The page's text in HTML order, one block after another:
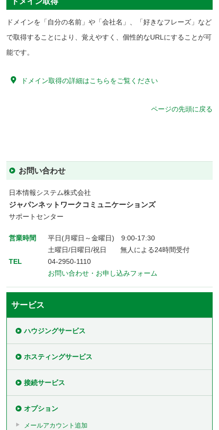
ドメインを「自分の名前」や「会社名」、「好きなフレーズ」など
で取得することにより、覚えやすく、個性的なURLにすることが可
能です。
ドメイン取得の詳細はこちらをご覧ください
ページの先頭に戻る
お問い合わせ
日本情報システム株式会社
ジャパンネットワークコミュニケーションズ
サポートセンター
営業時間
平日(月曜日～金曜日) 9:00-17:30
土曜日/日曜日/祝日 無人による24時間受付
TEL
04-2950-1110
お問い合わせ・お申し込みフォーム
サービス
ハウジングサービス
ホスティングサービス
接続サービス
オプション
メールアカウント追加